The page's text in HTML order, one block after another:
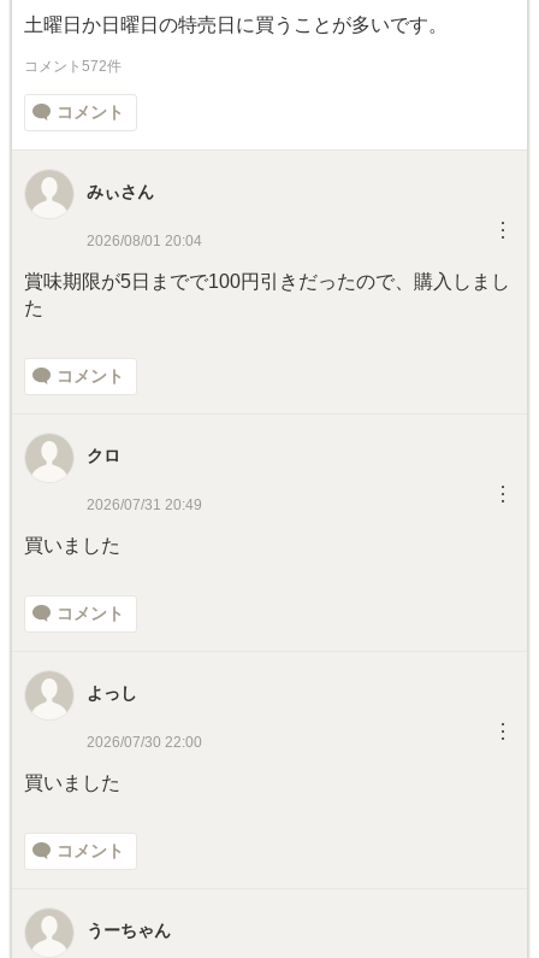
土曜日か日曜日の特売日に買うことが多いです。
コメント572件
コメント
みぃさん
2026/08/01 20:04 ︙
賞味期限が5日までで100円引きだったので、購入しまし
た
コメント
クロ
2026/07/31 20:49 ︙
買いました
コメント
よっし
2026/07/30 22:00 ︙
買いました
コメント
うーちゃん